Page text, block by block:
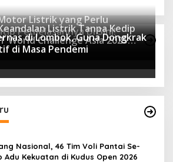
Listrik yang Perlu
Penjelasannya Di Sini!
Listrik Tanpa Kedip
World Challenge Asia 2025
di Lombok, Guna Dongkrak
di Masa Pendemi
Nasional, 46 Tim Voli Pantai Se-
Adu Kekuatan di Kudus Open 2026